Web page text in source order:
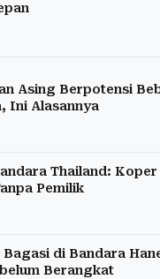
Asing Berpotensi
Ini Alasannya
Thailand:
Pemilik
Bagasi di Bandara
Berangkat